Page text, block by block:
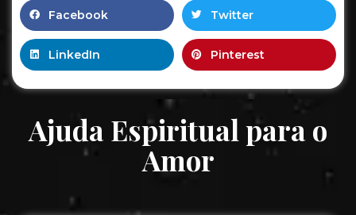
Facebook Twitter
LinkedIn Pinterest
Ajuda Espiritual para o
Amor